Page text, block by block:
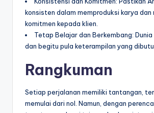
konsisten dalam memproduksi karya dan
komitmen kepada klien.
Tetap Belajar dan Berkembang: Dunia
dan begitu pula keterampilan yang
Rangkuman
Setiap perjalanan memiliki tantangan,
memulai dari nol. Namun, dengan